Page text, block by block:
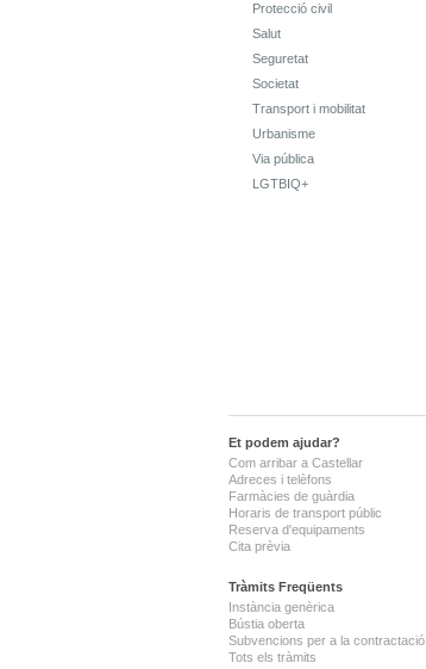
Protecció civil
Salut
Seguretat
Societat
Transport i mobilitat
Urbanisme
Via pública
LGTBIQ+
Et podem ajudar?
Com arribar a Castellar
Adreces i telèfons
Farmàcies de guàrdia
Horaris de transport públic
Reserva d'equipaments
Cita prèvia
Tràmits Freqüents
Instància genèrica
Bústia oberta
Subvencions per a la contractació
Tots els tràmits